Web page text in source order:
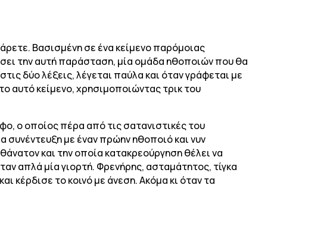
Βασισμένη σε ένα κείμενο παρόμοιας
την αυτή παράσταση, μία ομάδα ηθοποιών που θα
δύο λέξεις, λέγεται παύλα και όταν γράφεται με
αυτό κείμενο, χρησιμοποιώντας τρικ του
ο οποίος πέρα από τις σατανιστικές του
συνέντευξη με έναν πρώην ηθοποιό και νυν
και την οποία κατακρεούργηση θέλει να
απλά μία γιορτή. Φρενήρης, ασταμάτητος, τίγκα
κέρδισε το κοινό με άνεση. Ακόμα κι όταν τα